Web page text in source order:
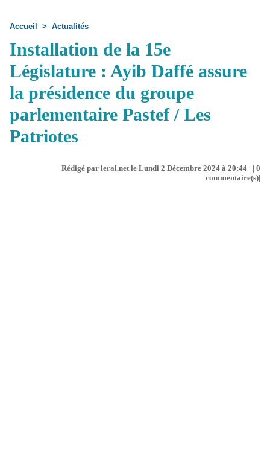
Accueil > Actualités
Installation de la 15e
Législature : Ayib Daffé assure
la présidence du groupe
parlementaire Pastef / Les
Patriotes
Rédigé par leral.net le Lundi 2 Décembre 2024 à 20:44 | | 0
commentaire(s)|